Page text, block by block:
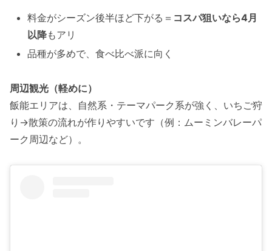
料金がシーズン後半ほど下がる＝ コスパ狙いなら4月
以降もアリ
品種が多めで、食べ比べ派に向く
周辺観光（軽めに）
飯能エリアは、自然系・テーマパーク系が強く、いちご狩
り→散策の流れが作りやすいです（例：ムーミンバレーパ
ーク周辺など）。